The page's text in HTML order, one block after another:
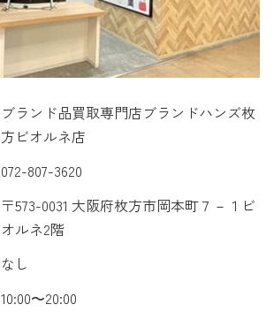
ブランド品買取専門店ブランドハンズ枚
方ビオルネ店
072-807-3620
〒573-0031 大阪府枚方市岡本町７－１ビ
オルネ2階
なし
10:00〜20:00